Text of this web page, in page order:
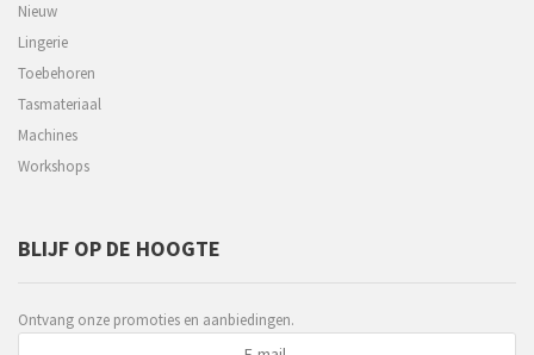
Nieuw
Lingerie
Toebehoren
Tasmateriaal
Machines
Workshops
BLIJF OP DE HOOGTE
Ontvang onze promoties en aanbiedingen.